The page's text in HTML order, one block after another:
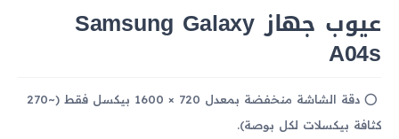
عيوب جهاز Samsung Galaxy
A04s
دقة الشاشة منخفضة بمعدل 720 × 1600 بيكسل فقط (~270
كثافة بيكسلات لكل بوصة).